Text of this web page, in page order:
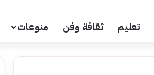
تعليم ثقافة وفن منوعات